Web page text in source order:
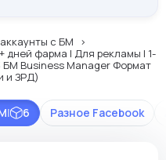
с БМ
дней фарма | Для рекламы | 1-
БМ Business Manager Формат
и ЗРД)
Разное Facebook
| 6